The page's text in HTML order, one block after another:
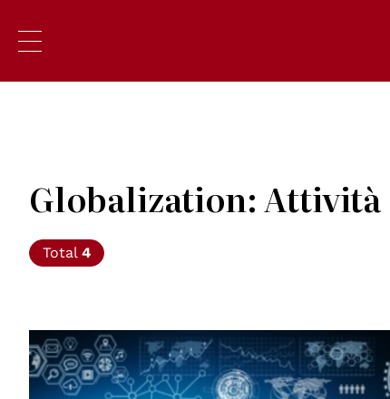
Globalization: Attività
Total 4
© AdobeStock Unipd